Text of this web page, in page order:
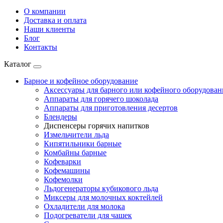
О компании
Доставка и оплата
Наши клиенты
Блог
Контакты
Каталог
Барное и кофейное оборудование
Аксессуары для барного или кофейного
Аппараты для горячего шоколада
Аппараты для приготовления десертов
Блендеры
Диспенсеры горячих напитков
Измельчители льда
Кипятильники барные
Комбайны барные
Кофеварки
Кофемашины
Кофемолки
Льдогенераторы кубикового льда
Миксеры для молочных коктейлей
Охладители для молока
Подогреватели для чашек